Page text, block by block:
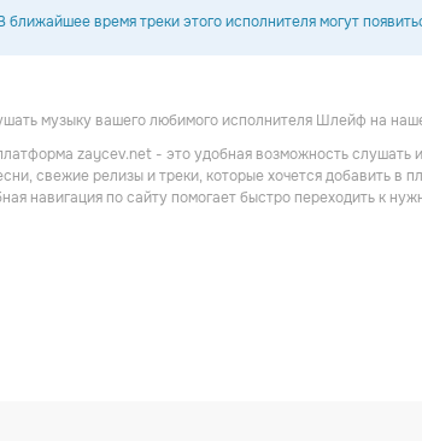
ближайшее время треки этого исполнителя могут
Баста
Рэп
ALEKS
музыку вашего любимого исполнителя Шлейф на
zaycev.net - это удобная возможность слушать
свежие релизы и треки, которые хочется добавить
навигация по сайту помогает быстро переходить к